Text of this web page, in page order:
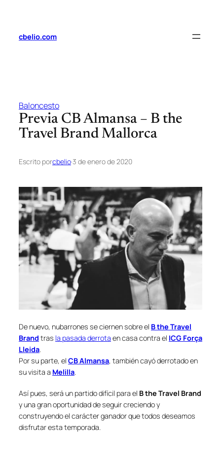
contenido
cbelio.com
Baloncesto
Previa CB Almansa – B the
Travel Brand Mallorca
Escrito porcbelio·3 de enero de 2020
De nuevo, nubarrones se ciernen sobre el B the Travel
Brand tras la pasada derrotaen casa contra el ICG Força
Lleida.
Por su parte, el CB Almansa, también cayó derrotado en
su visita a Melilla.
Así pues, será un partido difícil para el B the Travel Brand
y una gran oportunidad de seguir creciendo y
construyendo el carácter ganador que todos deseamos
disfrutar esta temporada.